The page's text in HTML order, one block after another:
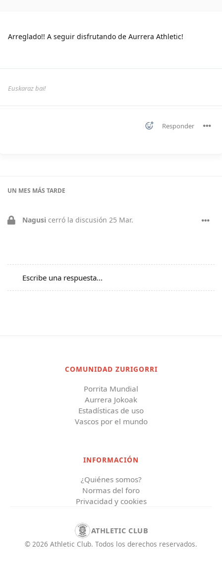
Arreglado!! A seguir disfrutando de Aurrera Athletic!
Euskaraz bai!
Responder
UN MES MÁS TARDE
Nagusi cerró la discusión 25 Mar.
Escribe una respuesta...
COMUNIDAD ZURIGORRI
Porrita Mundial
Aurrera Jokoak
Estadísticas de uso
Vascos por el mundo
INFORMACIÓN
¿Quiénes somos?
Normas del foro
Privacidad y cookies
ATHLETIC CLUB
© 2026 Athletic Club. Todos los derechos reservados.